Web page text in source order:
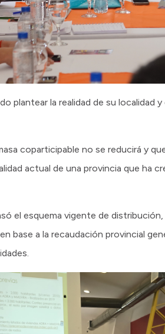
plantear la realidad de su localidad
coparticipable no se reducirá y
actual de una provincia que ha
el esquema vigente de
base a la recaudación provincial